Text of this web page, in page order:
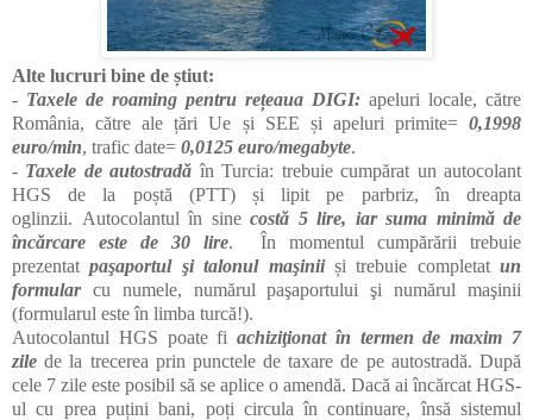
Alte lucruri bine de știut:
- Taxele de roaming pentru rețeaua DIGI: apeluri locale, către
România, către ale țări Ue și SEE și apeluri primite= 0,1998
euro/min, trafic date= 0,0125 euro/megabyte.
- Taxele de autostradă în Turcia: trebuie cumpărat un autocolant
HGS de la poștă (PTT) și lipit pe parbriz, în dreapta
oglinzii. Autocolantul în sine costă 5 lire, iar suma minimă de
încărcare este de 30 lire. În momentul cumpărării trebuie
prezentatpaşaportul şi talonul maşiniiși trebuie completat un
formularcu numele, numărul paşaportului şi numărul maşinii
(formularul este în limba turcă!).
Autocolantul HGS poate fiachiziţionat în termen de maxim 7
zile de la trecerea prin punctele de taxare de pe autostradă. După
cele 7 zile este posibil să se aplice o amendă. Dacă ai încărcat HGS-
ul cu prea puțini bani, poți circula în continuare, însă sistemul